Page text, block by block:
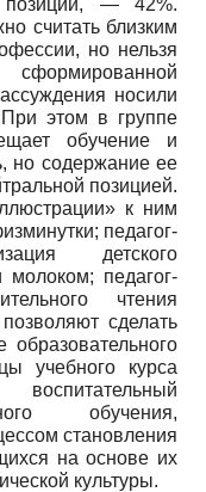
считать близким
но нельзя
носили
этом в группе
обучение и
но содержание ее
позицией.
к ним
педагог-
детского
педагог-
чтения
сделать
учебного курса
обучения,
становления
на основе их
культуры.